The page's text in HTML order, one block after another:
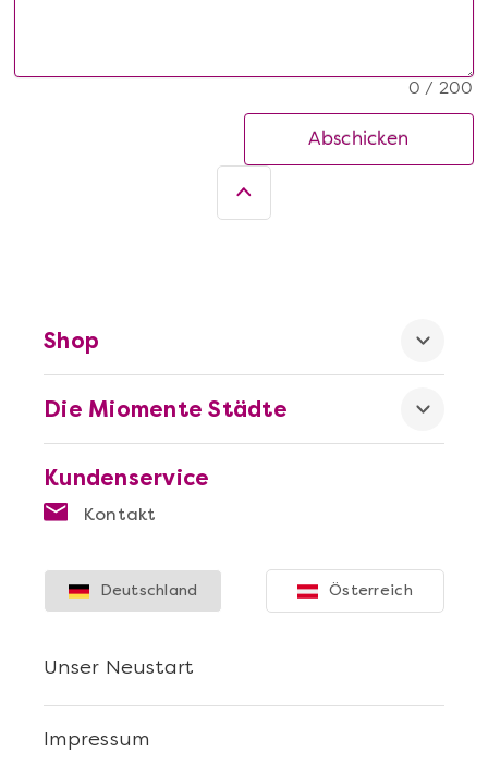
0 / 200
Abschicken
Kundenservice
Kontakt
Die Miomente Städte
Shop
Impressum
Unser Neustart
Deutschland Österreich